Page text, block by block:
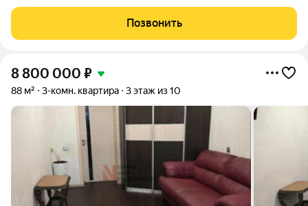
Позвонить
8 800 000 ₽
88 м² 3-комн. квартира 3 этаж из 10